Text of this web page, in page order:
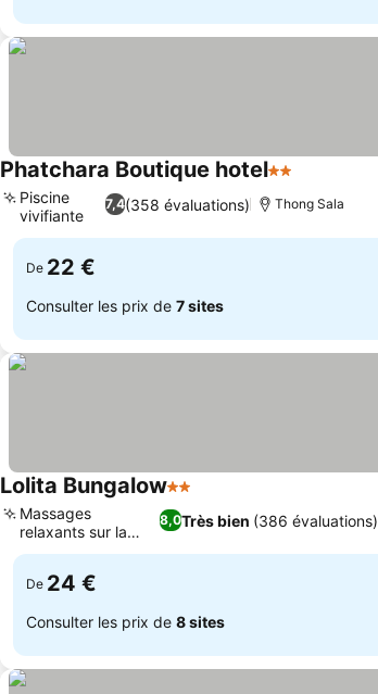
Phatchara Boutique hotel2 Étoiles
7,4(358 évaluations)
Piscine
vivifiante
Thong Sala
De 22 €
Consulter les prix de 7 sites
Lolita Bungalow2 Étoiles
8,0Très bien (386 évaluations)
Massages
relaxants sur la
plage
De 24 €
Consulter les prix de 8 sites